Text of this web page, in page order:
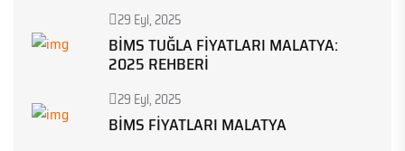
29 Eyl, 2025
BIMS TUĞLA FIYATLARI MALATYA:
2025 REHBERI
29 Eyl, 2025
BIMS FIYATLARI MALATYA